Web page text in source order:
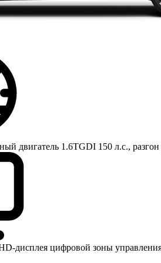
двигатель 1.6TGDI 150 л.с., разгон
дисплея цифровой зоны